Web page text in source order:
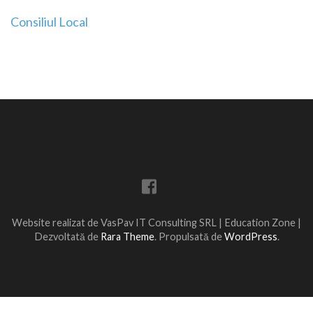
Navigare
Consiliul Local
Website realizat de VasPav IT Consulting SRL | Education Zone |
Dezvoltată de Rara Theme. Propulsată deWordPress.